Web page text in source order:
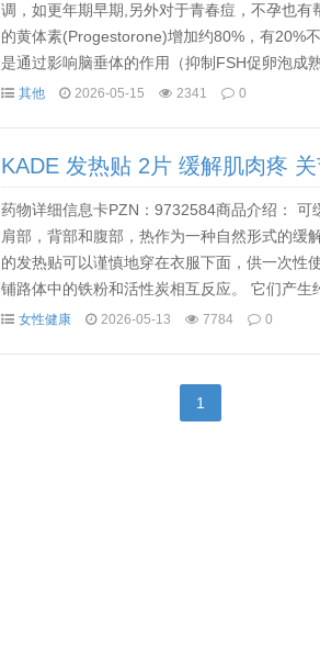
调，如更年期早期,另外对于青春痘，不孕也
的黄体素(Progestorone)增加约80%，有20%
是通过影响脑垂体的作用（抑制FSH促卵泡成
其他 2026-05-15 2341 0
KADE 发热贴 2片 缓解肌肉疼
药物详细信息卡PZN：9732584商品介绍： 可
肩部，背部和腹部，热作为一种自然形式的缓
的发热贴可以谨慎地穿在衣服下面，供一次性
铺路体中的铁粉和活性炭相互反应。 它们产
改善肌肉的氧气供应。 这可以缓解狭窄的肌肉
女性健康 2026-05-13 7784 0
1